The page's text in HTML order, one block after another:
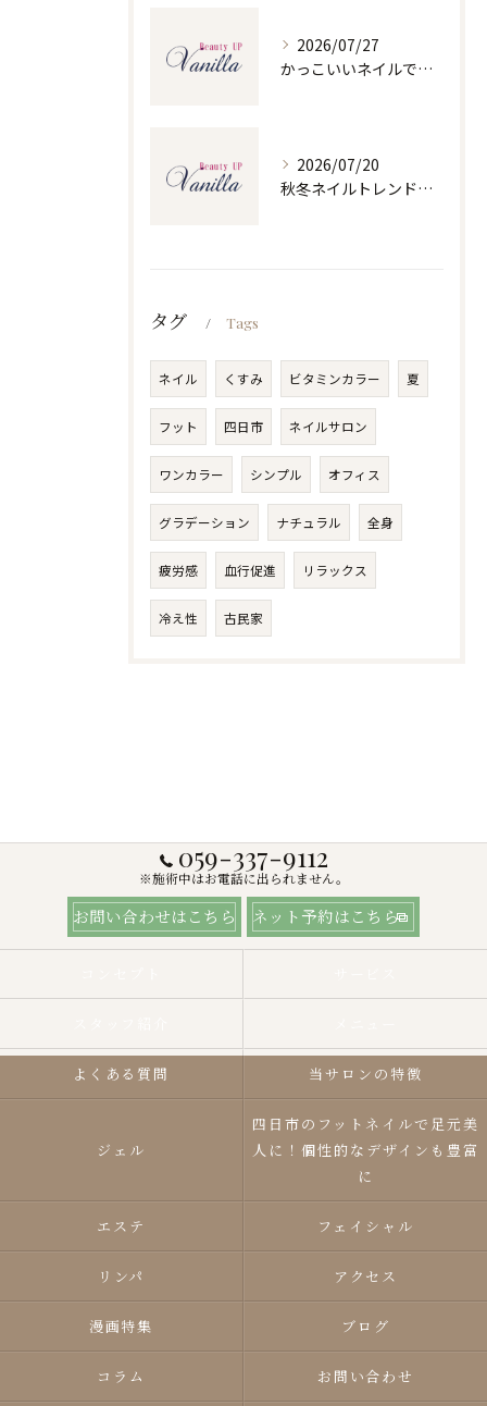
2026/07/27
かっこいいネイルで人気ネイルを三重県四日市市和無田町で楽しむポイント
2026/07/20
秋冬ネイルトレンドで人気ネイルを大人上品に楽しむ旬デザイン実践ガイド
タグ Tags
ネイル くすみ ビタミンカラー 夏
フット 四日市 ネイルサロン
ワンカラー シンプル オフィス
グラデーション ナチュラル 全身
疲労感 血行促進 リラックス
冷え性 古民家
059-337-9112
※施術中はお電話に出られません。
お問い合わせはこちら ネット予約はこちら
よくある質問 当サロンの特徴
ジェル
四日市のフットネイルで足元美
人に！個性的なデザインも豊富
に
エステ フェイシャル
リンパ アクセス
漫画特集 ブログ
コラム お問い合わせ